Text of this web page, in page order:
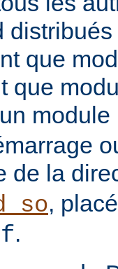
que
que
de la
,
.